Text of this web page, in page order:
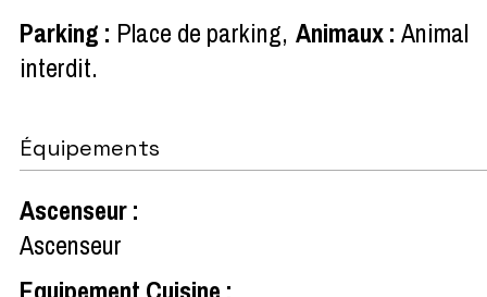
Parking : Place de parking Animaux: Animal
interdit
Équipements
Ascenseur:
Ascenseur
Equipement Cuisine :